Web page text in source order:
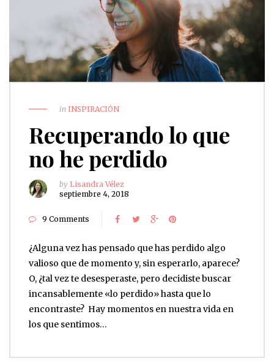
in INSPIRACIÓN
Recuperando lo que
no he perdido
by Lisandra Vélez
septiembre 4, 2018
9 Comments
¿Alguna vez has pensado que has perdido algo
valioso que de momento y, sin esperarlo, aparece?
O, ¿tal vez te desesperaste, pero decidiste buscar
incansablemente «lo perdido» hasta que lo
encontraste? Hay momentos en nuestra vida en
los que sentimos…